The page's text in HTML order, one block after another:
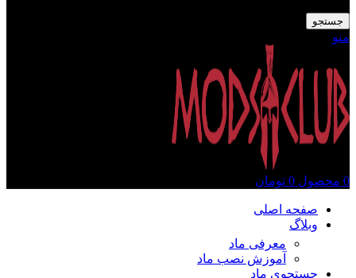
جستجو
منو
0 محصول 0 تومان
صفحه اصلی
وبلاگ
معرفی ماد
آموزش نصب ماد
جستجوی ماد